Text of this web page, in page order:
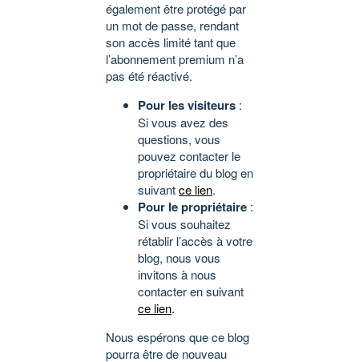
également être protégé par
un mot de passe, rendant
son accès limité tant que
l’abonnement premium n’a
pas été réactivé.
Pour les visiteurs :
Si vous avez des
questions, vous
pouvez contacter le
propriétaire du blog en
suivantce lien.
Pour le propriétaire :
Si vous souhaitez
rétablir l’accès à votre
blog, nous vous
invitons à nous
contacter en suivant
ce lien.
Nous espérons que ce blog
pourra être de nouveau